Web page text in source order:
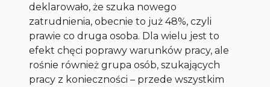
deklarowało, że szuka nowego
zatrudnienia, obecnie to już 48%, czyli
prawie co druga osoba. Dla wielu jest to
efekt chęci poprawy warunków pracy, ale
rośnie również grupa osób, szukających
pracy z konieczności – przede wszystkim